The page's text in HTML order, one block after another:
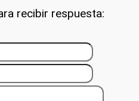
recibir respuesta: